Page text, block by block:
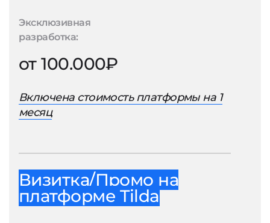
Эксклюзивная
разработка:
от 100.000₽
Включена стоимость платформы на 1
месяц
Визитка/Промо на
платформе Tilda